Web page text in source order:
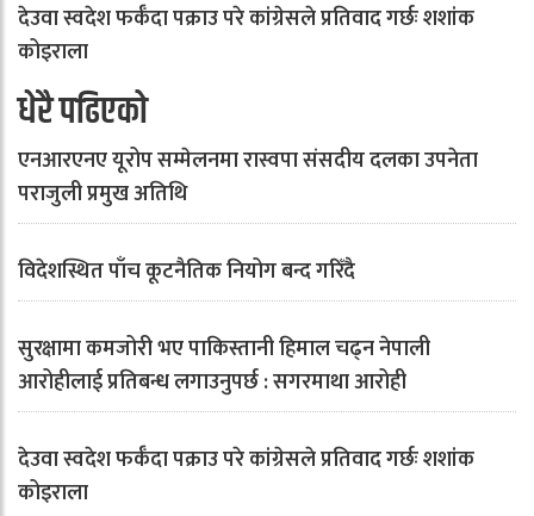
देउवा स्वदेश फर्कँदा पक्राउ परे कांग्रेसले प्रतिवाद गर्छः शशांक
कोइराला
धेरै पढिएको
एनआरएनए यूरोप सम्मेलनमा रास्वपा संसदीय दलका उपनेता
पराजुली प्रमुख अतिथि
विदेशस्थित पाँच कूटनैतिक नियोग बन्द गरिँदै
सुरक्षामा कमजोरी भए पाकिस्तानी हिमाल चढ्न नेपाली
आरोहीलाई प्रतिबन्ध लगाउनुपर्छ : सगरमाथा आरोही
देउवा स्वदेश फर्कँदा पक्राउ परे कांग्रेसले प्रतिवाद गर्छः शशांक
कोइराला